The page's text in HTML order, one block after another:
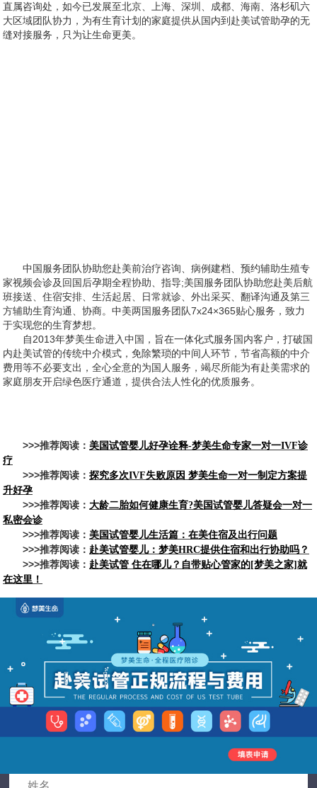
直属咨询处，如今已发展至北京、上海、深圳、成都、海南、洛杉矶六
大区域团队协力，为有生育计划的家庭提供从国内到赴美试管助孕的无
缝对接服务，只为让生命更美。
中国服务团队协助您赴美前治疗咨询、病例建档、预约辅助生殖专
家视频会诊及回国后孕期全程协助、指导;美国服务团队协助您赴美后航
班接送、住宿安排、生活起居、日常就诊、外出采买、翻译沟通及第三
方辅助生育沟通、协商。中美两国服务团队7x24×365贴心服务，致力
于实现您的生育梦想。
自2013年梦美生命进入中国，旨在一体化式服务国内客户，打破国
内赴美试管的传统中介模式，免除繁琐的中间人环节，节省高额的中介
费用等不必要支出，全心全意的为国人服务，竭尽所能为有赴美需求的
家庭朋友开启绿色医疗通道，提供合法人性化的优质服务。
>>>推荐阅读： 美国试管婴儿好孕诠释-梦美生命专家一对一IVF诊
疗
>>>推荐阅读： 探究多次IVF失败原因 梦美生命一对一制定方案提
升好孕
>>>推荐阅读： 大龄二胎如何健康生育?美国试管婴儿答疑会一对一
私密会诊
>>>推荐阅读： 美国试管婴儿生活篇：在美住宿及出行问题
>>>推荐阅读： 赴美试管婴儿：梦美HRC提供住宿和出行协助吗？
>>>推荐阅读： 赴美试管 住在哪儿？自带贴心管家的[梦美之家]就
在这里！